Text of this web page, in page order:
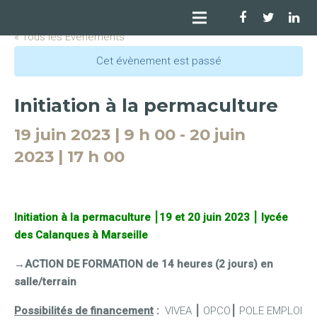
« Tous les Évènements
Cet évènement est passé
Initiation à la permaculture
19 juin 2023 | 9 h 00 - 20 juin
2023 | 17 h 00
Initiation à la permaculture ⎮19 et 20 juin 2023 ⎮ lycée
des Calanques à Marseille
→ACTION DE FORMATION de 14 heures (2 jours) en
salle/terrain
Possibilités de financement : VIVEA OPCO POLE EMPLOI